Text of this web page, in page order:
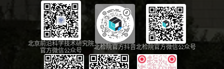
北京前沿科学技术研究院
官方微信公众号
北检院官方抖音北检院官方微信公众号